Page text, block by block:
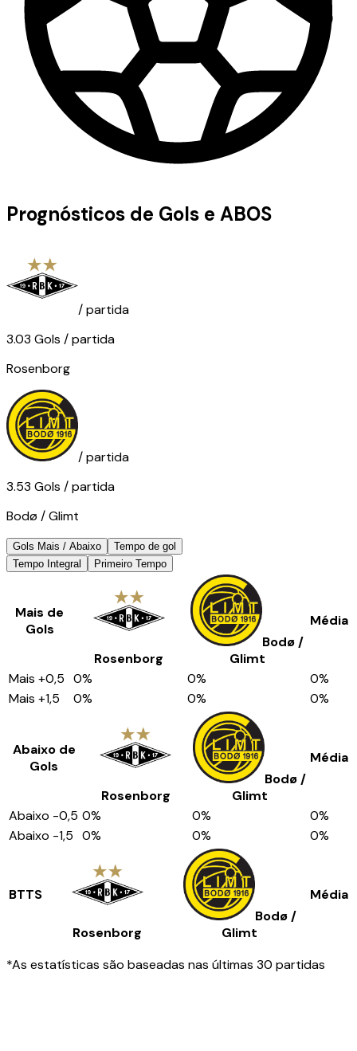
Prognósticos de Gols e ABOS
/ partida
3.03 Gols / partida
Rosenborg
/ partida
3.53 Gols / partida
Bodø / Glimt
Gols Mais / Abaixo
Tempo de gol
Tempo Integral
Primeiro Tempo
Mais de
Gols
Rosenborg
Bodø /
Glimt
Média
Mais +0,5 0% 0% 0%
Mais +1,5 0% 0% 0%
Abaixo de
Gols
Rosenborg
Bodø /
Glimt
Média
Abaixo -0,5 0% 0% 0%
Abaixo -1,5 0% 0% 0%
BTTS
Rosenborg
Bodø /
Glimt
Média
*As estatísticas são baseadas nas últimas 30 partidas